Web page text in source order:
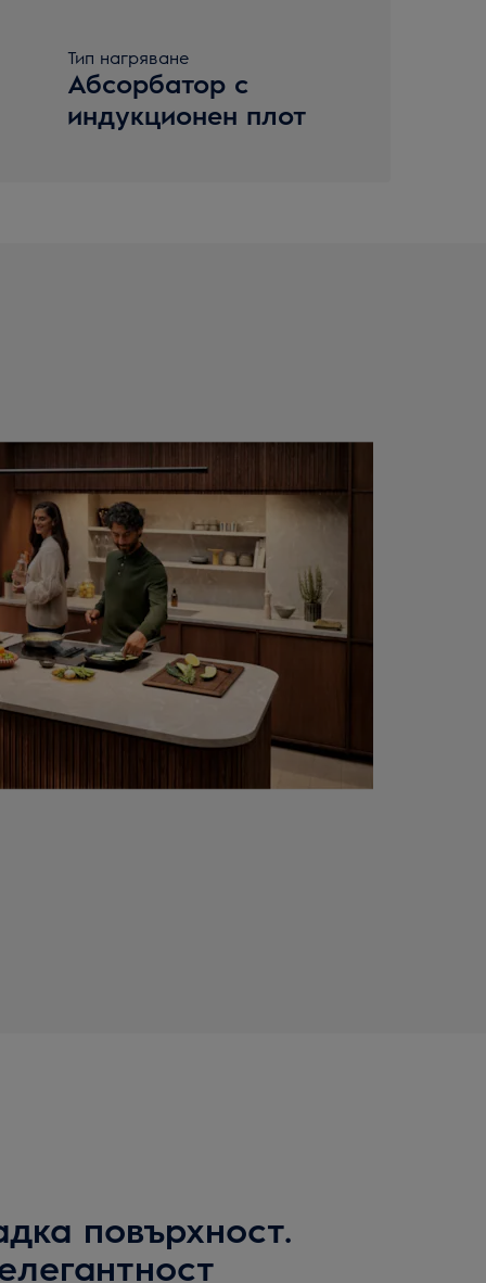
Тип нагряване
Абсорбатор с
индукционен плот
повърхност.